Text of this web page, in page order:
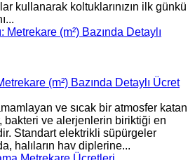
kullanarak koltuklarınızın ilk günkü
(m²) Bazında Detaylı Ücret
ve sıcak bir atmosfer katan
bakteri ve alerjenlerin biriktiği en
Standart elektrikli süpürgeler
halıların hav diplerine...